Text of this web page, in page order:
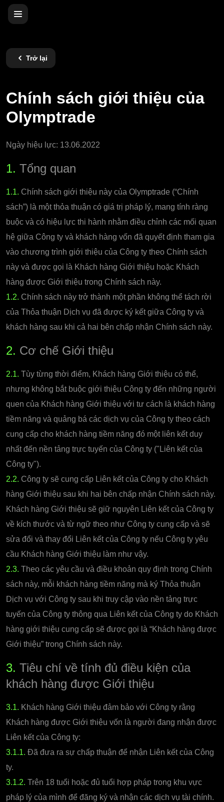
Trở lại
Chính sách giới thiệu của
Olymptrade
Ngày hiệu lực: 13.06.2022
1. Tổng quan
1.1. Chính sách giới thiệu này của Olymptrade (“Chính
sách”) là một thỏa thuận có giá trị pháp lý, mang tính ràng
buộc và có hiệu lực thi hành nhằm điều chỉnh các mối quan
hệ giữa Công ty và khách hàng vốn đã quyết định tham gia
vào chương trình giới thiệu của Công ty theo Chính sách
này và được gọi là Khách hàng Giới thiệu hoặc Khách
hàng được Giới thiệu trong Chính sách này.
1.2. Chính sách này trở thành một phần không thể tách rời
của Thỏa thuận Dịch vụ đã được ký kết giữa Công ty và
khách hàng sau khi cả hai bên chấp nhận Chính sách này.
2. Cơ chế Giới thiệu
2.1. Tùy từng thời điểm, Khách hàng Giới thiệu có thể,
nhưng không bắt buộc giới thiệu Công ty đến những người
quen của Khách hàng Giới thiệu với tư cách là khách hàng
tiềm năng và quảng bá các dịch vụ của Công ty theo cách
cung cấp cho khách hàng tiềm năng đó một liên kết duy
nhất đến nền tảng trực tuyến của Công ty ("Liên kết của
Công ty").
2.2. Công ty sẽ cung cấp Liên kết của Công ty cho Khách
hàng Giới thiệu sau khi hai bên chấp nhận Chính sách này.
Khách hàng Giới thiệu sẽ giữ nguyên Liên kết của Công ty
về kích thước và từ ngữ theo như Công ty cung cấp và sẽ
sửa đổi và thay đổi Liên kết của Công ty nếu Công ty yêu
cầu Khách hàng Giới thiệu làm như vậy.
2.3. Theo các yêu cầu và điều khoản quy định trong Chính
sách này, mỗi khách hàng tiềm năng mà ký Thỏa thuận
Dịch vụ với Công ty sau khi truy cập vào nền tảng trực
tuyến của Công ty thông qua Liên kết của Công ty do Khách
hàng giới thiệu cung cấp sẽ được gọi là “Khách hàng được
Giới thiệu” trong Chính sách này.
3. Tiêu chí về tính đủ điều kiện của
khách hàng được Giới thiệu
3.1. Khách hàng Giới thiệu đảm bảo với Công ty rằng
Khách hàng được Giới thiệu vốn là người đang nhận được
Liên kết của Công ty:
3.1.1. Đã đưa ra sự chấp thuận để nhận Liên kết của Công
ty.
3.1.2. Trên 18 tuổi hoặc đủ tuổi hợp pháp trong khu vực
pháp lý của mình để đăng ký và nhận các dịch vụ tài chính.